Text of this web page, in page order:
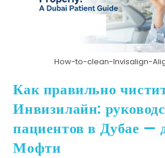
How-to-clean-Invisalign-
Как правильно
Инвизилайн:
пациентов в Дубае —
Мофти